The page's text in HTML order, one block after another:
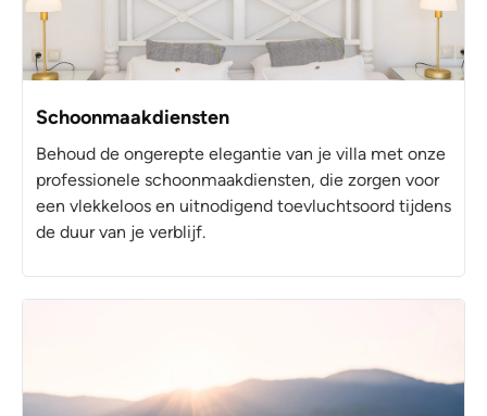
Schoonmaakdiensten
Behoud de ongerepte elegantie van je villa met onze
professionele schoonmaakdiensten, die zorgen voor
een vlekkeloos en uitnodigend toevluchtsoord tijdens
de duur van je verblijf.